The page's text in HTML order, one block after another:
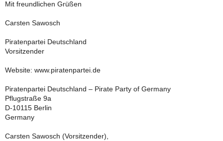
Mit freundlichen Grüßen
Carsten Sawosch
Piratenpartei Deutschland
Vorsitzender
Website: www.piratenpartei.de
Piratenpartei Deutschland – Pirate Party of Germany
Pflugstraße 9a
D-10115 Berlin
Germany
Carsten Sawosch (Vorsitzender),